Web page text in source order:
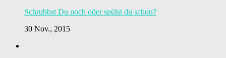
Schrubbst Du noch oder spülst du schon?
30 Nov., 2015